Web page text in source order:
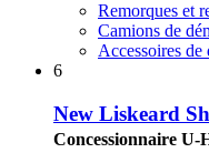
Remorques et
Camions de
Accessoires de
6
New Liskeard
Concessionnaire U-